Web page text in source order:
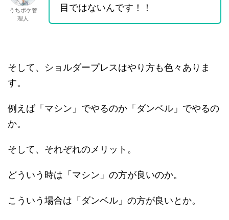
うちポケ管
理人
目ではないんです！！
そして、ショルダープレスはやり方も色々ありま
す。
例えば「マシン」でやるのか「ダンベル」でやるの
か。
そして、それぞれのメリット。
どういう時は「マシン」の方が良いのか。
こういう場合は「ダンベル」の方が良いとか。